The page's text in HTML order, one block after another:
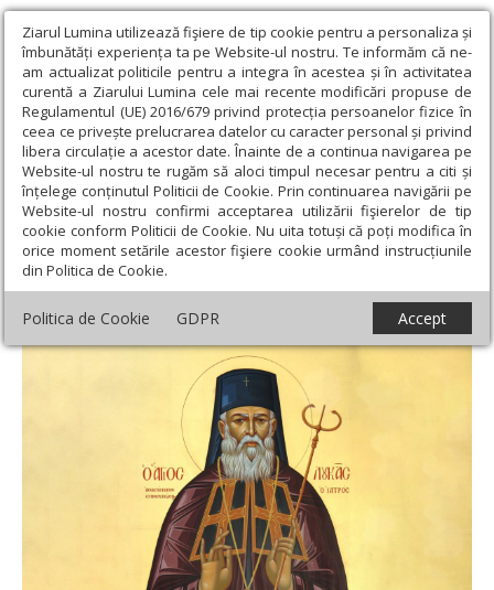
Ziarul Lumina utilizează fişiere de tip cookie pentru a personaliza și
îmbunătăți experiența ta pe Website-ul nostru. Te informăm că ne-
am actualizat politicile pentru a integra în acestea și în activitatea
curentă a Ziarului Lumina cele mai recente modificări propuse de
Regulamentul (UE) 2016/679 privind protecția persoanelor fizice în
ceea ce privește prelucrarea datelor cu caracter personal și privind
libera circulație a acestor date. Înainte de a continua navigarea pe
Website-ul nostru te rugăm să aloci timpul necesar pentru a citi și
înțelege conținutul Politicii de Cookie. Prin continuarea navigării pe
Website-ul nostru confirmi acceptarea utilizării fişierelor de tip
cookie conform Politicii de Cookie. Nu uita totuși că poți modifica în
orice moment setările acestor fişiere cookie urmând instrucțiunile
din Politica de Cookie.
Politica de Cookie GDPR Accept
Ziarul Lumina › Teologie și spiritualitate › Rugăciuni ›
Rugăciuni
la vreme de boală și necaz
Acatistul Sfântului Luca Doctorul,
Arhiepiscopul Simferopolului (11 iunie)
Acatistul Sfântului Luca Doctorul,
Arhiepiscopul Simferopolului (11 iunie)